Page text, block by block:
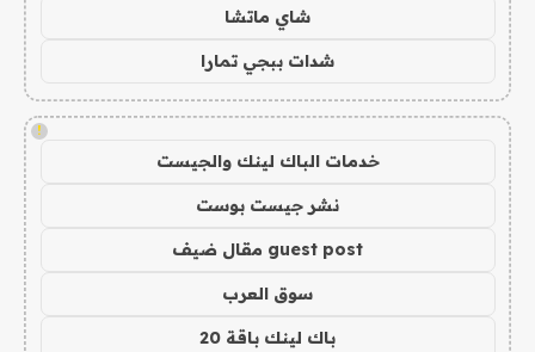
شاي ماتشا
شدات ببجي تمارا
!
خدمات الباك لينك والجيست
نشر جيست بوست
guest post مقال ضيف
سوق العرب
باك لينك باقة 20